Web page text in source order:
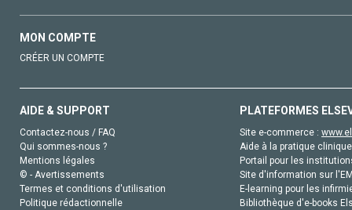
MON COMPTE
CRÉER UN COMPTE
AIDE & SUPPORT
Contactez-nous / FAQ
Qui sommes-nous ?
Mentions légales
© - Avertissements
Termes et conditions d'utilisation
Politique rédactionnelle
PLATEFORMES
Site e-commerce :
Aide à la pratique
Portail pour les
Site d'information sur
E-learning pour les
Bibliothèque d'e-books